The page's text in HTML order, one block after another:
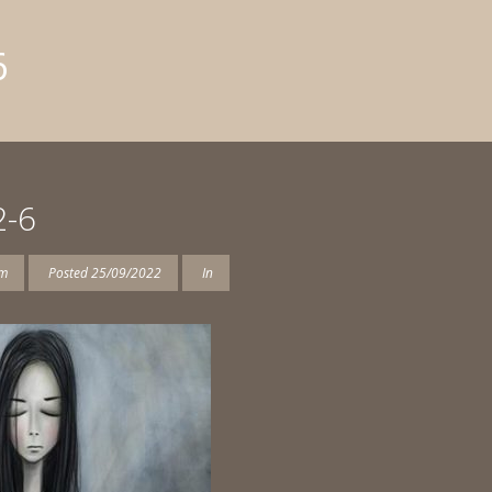
6
Posted25/09/2022 In